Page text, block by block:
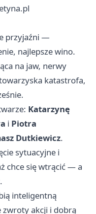
przyjaźni —
najlepsze wino.
na jaw, nerwy
katastrofa,
Katarzynę
i Piotra
Dutkiewicz.
sytuacyjne i
chce się wtrącić — a
inteligentną
akcji i dobrą